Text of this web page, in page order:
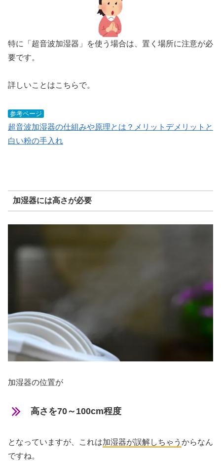
特に「超音波加湿器」を使う場合は、置く場所に注意が必
要です。
詳しいことはこちらで。
参考ページ
超音波加湿器の仕組みや原理とは？メリットデメリットと
白い粉の手入れ
加湿器には高さが必要
加湿器の位置が
高さを70～100cm程度
となっていますが、これは加湿器が誤解しちゃう からなん
ですね。